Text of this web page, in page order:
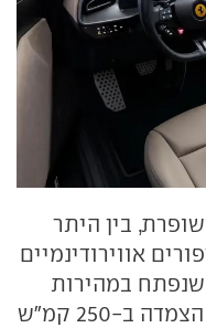
בין היתר
אווירודינמיים
במהירות
גבוהה ומוסיף 110 ק"ג של כוח הצמדה ב-250 קמ"ש